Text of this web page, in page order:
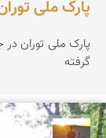
پارک ملی
پارک ملی توران
گرفته